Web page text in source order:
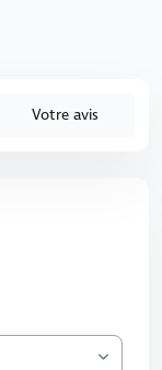
Votre avis